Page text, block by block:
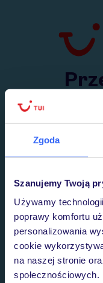
Zgoda
Szanujemy Twoją
Używamy
poprawy komfortu
personalizowania
cookie
na naszej stronie
Przejdź do
Wysłaliśmy